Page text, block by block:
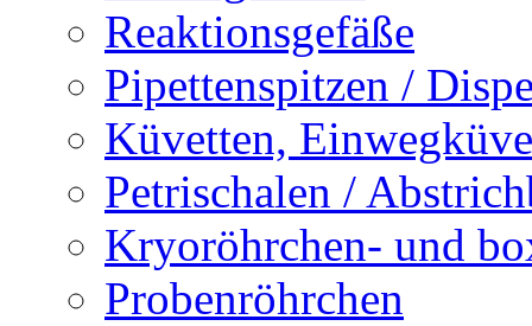
Reaktionsgefäße
Pipettenspitzen /
Küvetten,
Petrischalen /
Kryoröhrchen- und
Probenröhrchen